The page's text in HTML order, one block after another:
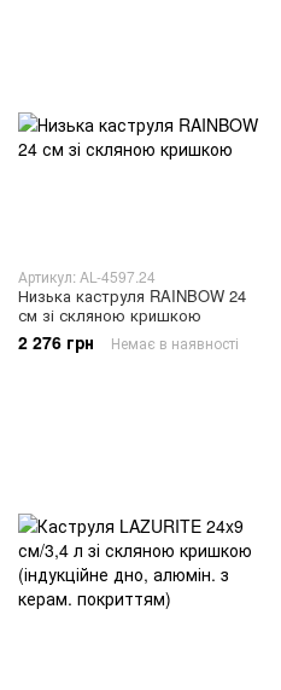
Артикул: AL-4597.24
Низька каструля RAINBOW 24
см зі скляною кришкою
2 276 грн Немає в наявності